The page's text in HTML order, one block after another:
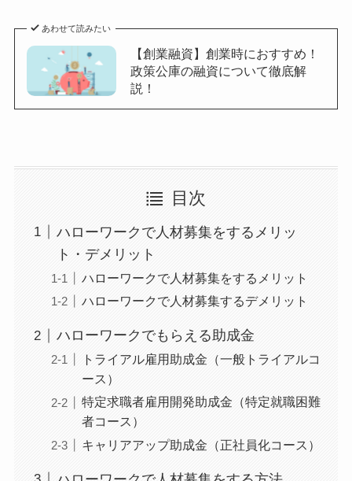
あわせて読みたい
【創業融資】創業時におすすめ！
政策公庫の融資について徹底解
説！
目次
ハローワークで人材募集をするメリッ
ト・デメリット
ハローワークで人材募集をするメリット
ハローワークで人材募集するデメリット
ハローワークでもらえる助成金
トライアル雇用助成金（一般トライアルコ
ース）
特定求職者雇用開発助成金（特定就職困難
者コース）
キャリアアップ助成金（正社員化コース）